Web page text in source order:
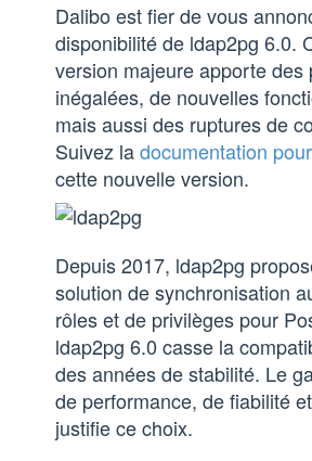
Dalibo est fier de vous
disponibilité de ldap2pg 6.0.
version majeure apporte des
inégalées, de nouvelles
mais aussi des ruptures de
Suivez ladocumentation
cette nouvelle version.
Depuis 2017, ldap2pg
solution de synchronisation
rôles et de privilèges pour
ldap2pg 6.0 casse la
des années de stabilité. Le
de performance, de fiabilité
justifie ce choix.